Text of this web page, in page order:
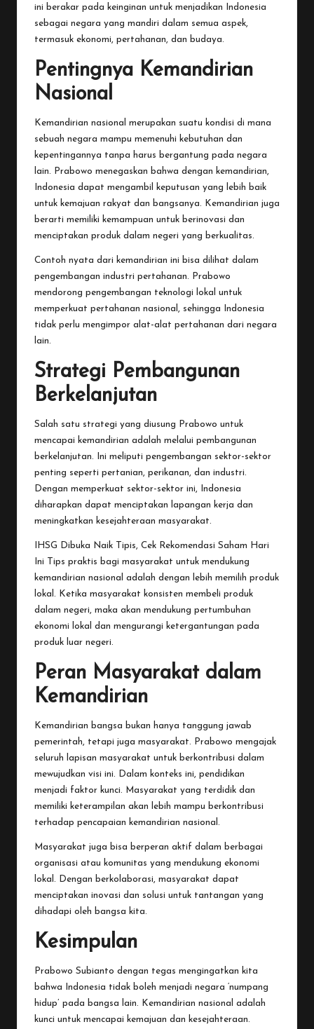
ini berakar pada keinginan untuk menjadikan Indonesia
sebagai negara yang mandiri dalam semua aspek,
termasuk ekonomi, pertahanan, dan budaya.
Pentingnya Kemandirian
Nasional
Kemandirian nasional merupakan suatu kondisi di mana
sebuah negara mampu memenuhi kebutuhan dan
kepentingannya tanpa harus bergantung pada negara
lain. Prabowo menegaskan bahwa dengan kemandirian,
Indonesia dapat mengambil keputusan yang lebih baik
untuk kemajuan rakyat dan bangsanya. Kemandirian juga
berarti memiliki kemampuan untuk berinovasi dan
menciptakan produk dalam negeri yang berkualitas.
Contoh nyata dari kemandirian ini bisa dilihat dalam
pengembangan industri pertahanan. Prabowo
mendorong pengembangan teknologi lokal untuk
memperkuat pertahanan nasional, sehingga Indonesia
tidak perlu mengimpor alat-alat pertahanan dari negara
lain.
Strategi Pembangunan
Berkelanjutan
Salah satu strategi yang diusung Prabowo untuk
mencapai kemandirian adalah melalui pembangunan
berkelanjutan. Ini meliputi pengembangan sektor-sektor
penting seperti pertanian, perikanan, dan industri.
Dengan memperkuat sektor-sektor ini, Indonesia
diharapkan dapat menciptakan lapangan kerja dan
meningkatkan kesejahteraan masyarakat.
IHSG Dibuka Naik Tipis, Cek Rekomendasi Saham Hari
Ini Tips praktis bagi masyarakat untuk mendukung
kemandirian nasional adalah dengan lebih memilih produk
lokal. Ketika masyarakat konsisten membeli produk
dalam negeri, maka akan mendukung pertumbuhan
ekonomi lokal dan mengurangi ketergantungan pada
produk luar negeri.
Peran Masyarakat dalam
Kemandirian
Kemandirian bangsa bukan hanya tanggung jawab
pemerintah, tetapi juga masyarakat. Prabowo mengajak
seluruh lapisan masyarakat untuk berkontribusi dalam
mewujudkan visi ini. Dalam konteks ini, pendidikan
menjadi faktor kunci. Masyarakat yang terdidik dan
memiliki keterampilan akan lebih mampu berkontribusi
terhadap pencapaian kemandirian nasional.
Masyarakat juga bisa berperan aktif dalam berbagai
organisasi atau komunitas yang mendukung ekonomi
lokal. Dengan berkolaborasi, masyarakat dapat
menciptakan inovasi dan solusi untuk tantangan yang
dihadapi oleh bangsa kita.
Kesimpulan
Prabowo Subianto dengan tegas mengingatkan kita
bahwa Indonesia tidak boleh menjadi negara ‘numpang
hidup’ pada bangsa lain. Kemandirian nasional adalah
kunci untuk mencapai kemajuan dan kesejahteraan.